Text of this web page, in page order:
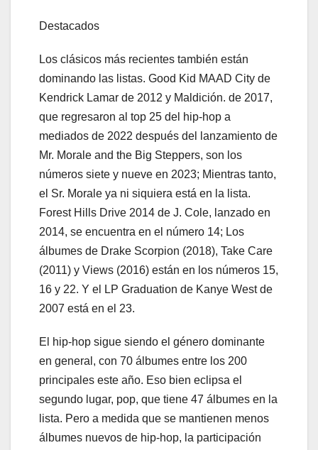
Destacados
Los clásicos más recientes también están
dominando las listas. Good Kid MAAD City de
Kendrick Lamar de 2012 y Maldición. de 2017,
que regresaron al top 25 del hip-hop a
mediados de 2022 después del lanzamiento de
Mr. Morale and the Big Steppers, son los
números siete y nueve en 2023; Mientras tanto,
el Sr. Morale ya ni siquiera está en la lista.
Forest Hills Drive 2014 de J. Cole, lanzado en
2014, se encuentra en el número 14; Los
álbumes de Drake Scorpion (2018), Take Care
(2011) y Views (2016) están en los números 15,
16 y 22. Y el LP Graduation de Kanye West de
2007 está en el 23.
El hip-hop sigue siendo el género dominante
en general, con 70 álbumes entre los 200
principales este año. Eso bien eclipsa el
segundo lugar, pop, que tiene 47 álbumes en la
lista. Pero a medida que se mantienen menos
álbumes nuevos de hip-hop, la participación